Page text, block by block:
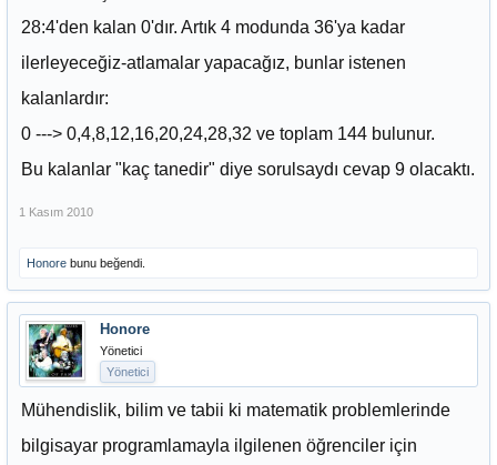
28:4'den kalan 0'dır. Artık 4 modunda 36'ya kadar
ilerleyeceğiz-atlamalar yapacağız, bunlar istenen
kalanlardır:
0 ---> 0,4,8,12,16,20,24,28,32 ve toplam 144 bulunur.
Bu kalanlar "kaç tanedir" diye sorulsaydı cevap 9 olacaktı.
1 Kasım 2010
Honore bunu beğendi.
Honore
Yönetici
Yönetici
Mühendislik, bilim ve tabii ki matematik problemlerinde
bilgisayar programlamayla ilgilenen öğrenciler için